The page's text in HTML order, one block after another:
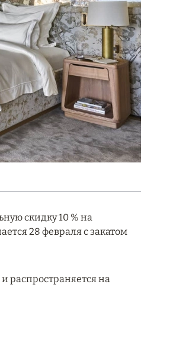
скидку 10 % на
28 февраля с закатом
распространяется на